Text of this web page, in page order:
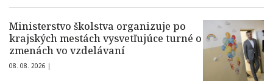
Ministerstvo školstva organizuje po
krajských mestách vysvetľujúce turné o
zmenách vo vzdelávaní
08. 08. 2026 |